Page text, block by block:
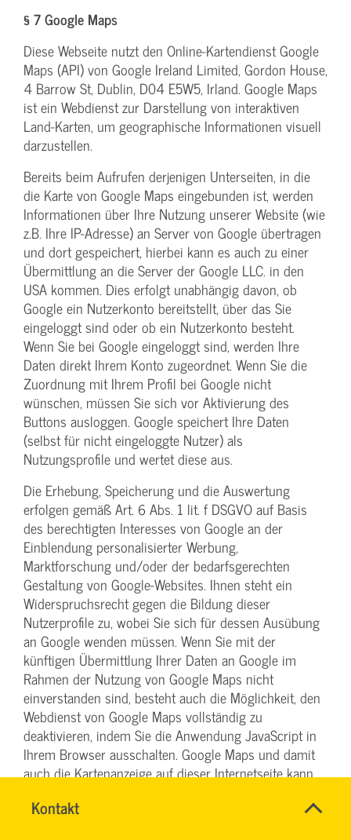
Kontakt
TEAM
Name*
§ 7 Google Maps
Diese Webseite nutzt den Online-Kartendienst Google
Maps (API) von Google Ireland Limited, Gordon House,
4 Barrow St, Dublin, D04 E5W5, Irland. Google Maps
ist ein Webdienst zur Darstellung von interaktiven
Land-Karten, um geographische Informationen visuell
darzustellen.
Bereits beim Aufrufen derjenigen Unterseiten, in die
die Karte von Google Maps eingebunden ist, werden
Informationen über Ihre Nutzung unserer Website (wie
z.B. Ihre IP-Adresse) an Server von Google übertragen
und dort gespeichert, hierbei kann es auch zu einer
Übermittlung an die Server der Google LLC. in den
USA kommen. Dies erfolgt unabhängig davon, ob
Google ein Nutzerkonto bereitstellt, über das Sie
eingeloggt sind oder ob ein Nutzerkonto besteht.
Wenn Sie bei Google eingeloggt sind, werden Ihre
Daten direkt Ihrem Konto zugeordnet. Wenn Sie die
Zuordnung mit Ihrem Profil bei Google nicht
wünschen, müssen Sie sich vor Aktivierung des
Buttons ausloggen. Google speichert Ihre Daten
(selbst für nicht eingeloggte Nutzer) als
Nutzungsprofile und wertet diese aus.
Die Erhebung, Speicherung und die Auswertung
erfolgen gemäß Art. 6 Abs. 1 lit. f DSGVO auf Basis
des berechtigten Interesses von Google an der
Einblendung personalisierter Werbung,
Marktforschung und/oder der bedarfsgerechten
Gestaltung von Google-Websites. Ihnen steht ein
Widerspruchsrecht gegen die Bildung dieser
Nutzerprofile zu, wobei Sie sich für dessen Ausübung
an Google wenden müssen. Wenn Sie mit der
künftigen Übermittlung Ihrer Daten an Google im
Rahmen der Nutzung von Google Maps nicht
einverstanden sind, besteht auch die Möglichkeit, den
Webdienst von Google Maps vollständig zu
deaktivieren, indem Sie die Anwendung JavaScript in
Ihrem Browser ausschalten. Google Maps und damit
auch die Kartenanzeige auf dieser Internetseite kann